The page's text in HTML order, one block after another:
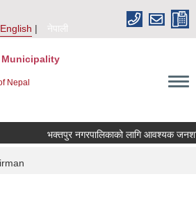
English
नेपाली
Nepal
भक्तपुर नगरपालिकाको लागि आवश्यक